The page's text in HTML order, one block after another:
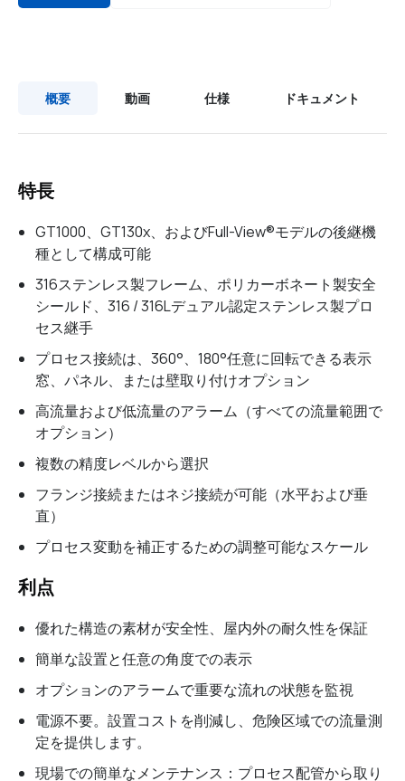
概要 動画 仕様 ドキュメント
特長
GT1000、GT130x、およびFull-View®モデルの後継機
種として構成可能
316ステンレス製フレーム、ポリカーボネート製安全
シールド、316 / 316Lデュアル認定ステンレス製プロ
セス継手
プロセス接続は、360°、180°任意に回転できる表示
窓、パネル、または壁取り付けオプション
高流量および低流量のアラーム（すべての流量範囲で
オプション）
複数の精度レベルから選択
フランジ接続またはネジ接続が可能（水平および垂
直）
プロセス変動を補正するための調整可能なスケール
利点
優れた構造の素材が安全性、屋内外の耐久性を保証
簡単な設置と任意の角度での表示
オプションのアラームで重要な流れの状態を監視
電源不要。設置コストを削減し、危険区域での流量測
定を提供します。
現場での簡単なメンテナンス：プロセス配管から取り